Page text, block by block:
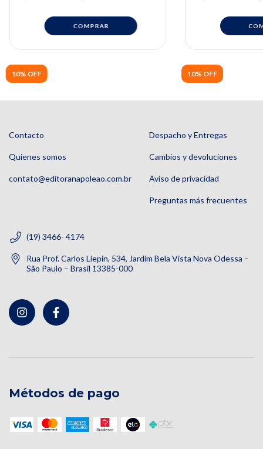
10% OFF 10% OFF
Contacto
Quienes somos
contato@editoranapoleao.com.br
Despacho y Entregas
Cambios y devoluciones
Aviso de privacidad
Preguntas más frecuentes
(19) 3466- 4174
Rua Prof. Carlos Liepin, 534, Jardim Bela Vista Nova Odessa –
São Paulo – Brasil 13385-000
Métodos de pago